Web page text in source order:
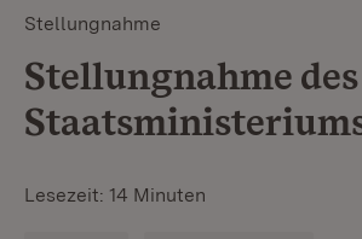
Stellungnahme
Stellungnahme des
Lesezeit: 14 Minuten